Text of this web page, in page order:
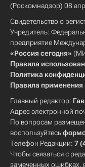
(Роскомнадзор) 08
Свидетельство о
Учредитель:
предприятие
«Россия сегодня»
Правила
Политика
Правила применения
Главный редактор:
Адрес электронной
По вопросам
воспользуйтесь
Телефон Редакции: 7
Чтобы связаться с
замеченных ошибках,